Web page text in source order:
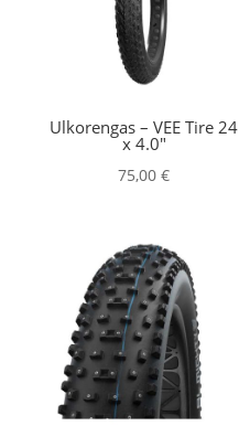
Ulkorengas – VEE Tire 24
x 4.0″
75,00€